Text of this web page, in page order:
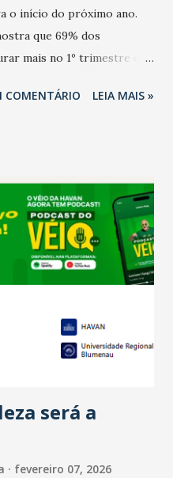
o início do próximo ano.
que 69% dos
mais no 1º trimestre de
ano, 56% também
e pelo pagamento do 13º
trabalhadores, já que o
dos anos recentes.
de 2025, 40% dos
com lucro e outros 40%
Já o percentual de
em 19%, pouco abaixo
1% não existiam em
o faturamento também
COMENTÁRIO LEIA MAIS »
será a
fevereiro 07, 2026